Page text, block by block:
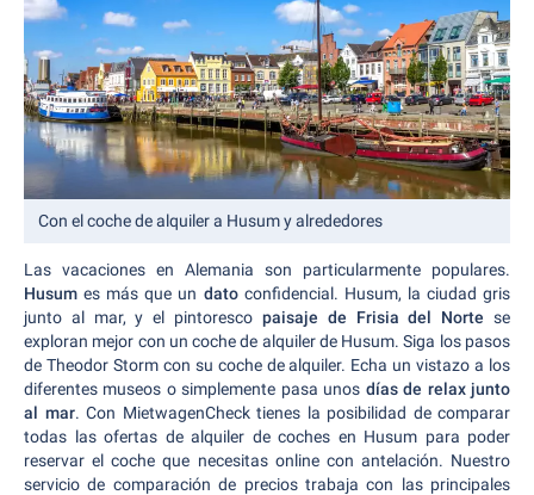
Con el coche de alquiler a Husum y alrededores
Las vacaciones en Alemania son particularmente populares.
Husum es más que un datoconfidencial. Husum, la ciudad gris
junto al mar, y el pintoresco paisaje de Frisia del Nortese
exploran mejor con un coche de alquiler de Husum. Siga los pasos
de Theodor Storm con su coche de alquiler. Echa un vistazo a los
diferentes museos o simplemente pasa unos días de relax junto
al mar. Con MietwagenCheck tienes la posibilidad de comparar
todas las ofertas de alquiler de coches en Husum para poder
reservar el coche que necesitas online con antelación. Nuestro
servicio de comparación de precios trabaja con las principales